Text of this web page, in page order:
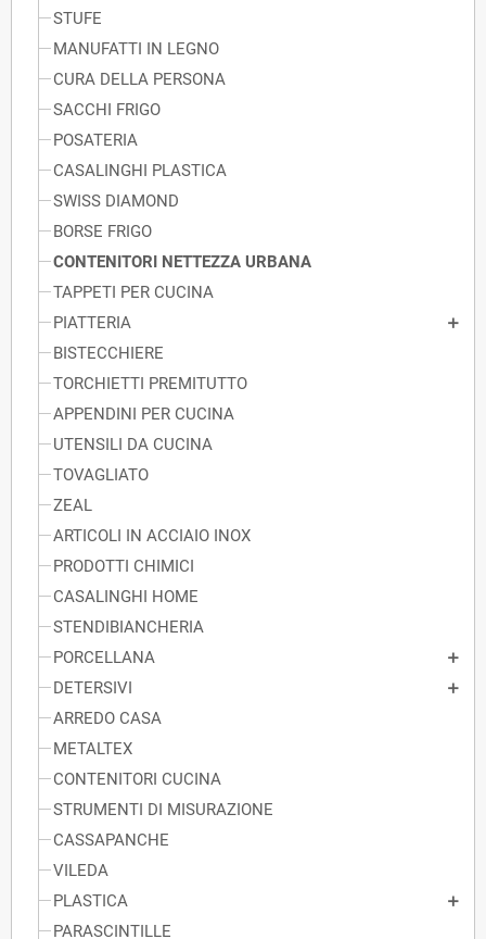
STUFE
MANUFATTI IN LEGNO
CURA DELLA PERSONA
SACCHI FRIGO
POSATERIA
CASALINGHI PLASTICA
SWISS DIAMOND
BORSE FRIGO
CONTENITORI NETTEZZA URBANA
TAPPETI PER CUCINA
PIATTERIA
BISTECCHIERE
TORCHIETTI PREMITUTTO
APPENDINI PER CUCINA
UTENSILI DA CUCINA
TOVAGLIATO
ZEAL
ARTICOLI IN ACCIAIO INOX
PRODOTTI CHIMICI
CASALINGHI HOME
STENDIBIANCHERIA
PORCELLANA
DETERSIVI
ARREDO CASA
METALTEX
CONTENITORI CUCINA
STRUMENTI DI MISURAZIONE
CASSAPANCHE
VILEDA
PLASTICA
PARASCINTILLE